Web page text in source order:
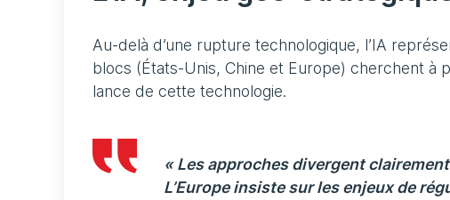
Au-delà d’une rupture technologique, l’IA
blocs (États-Unis, Chine et Europe) cherchent à
lance de cette technologie.
« Les approches divergent
L’Europe insiste sur les enjeux de